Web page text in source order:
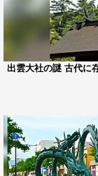
出雲大社の謎 古代に